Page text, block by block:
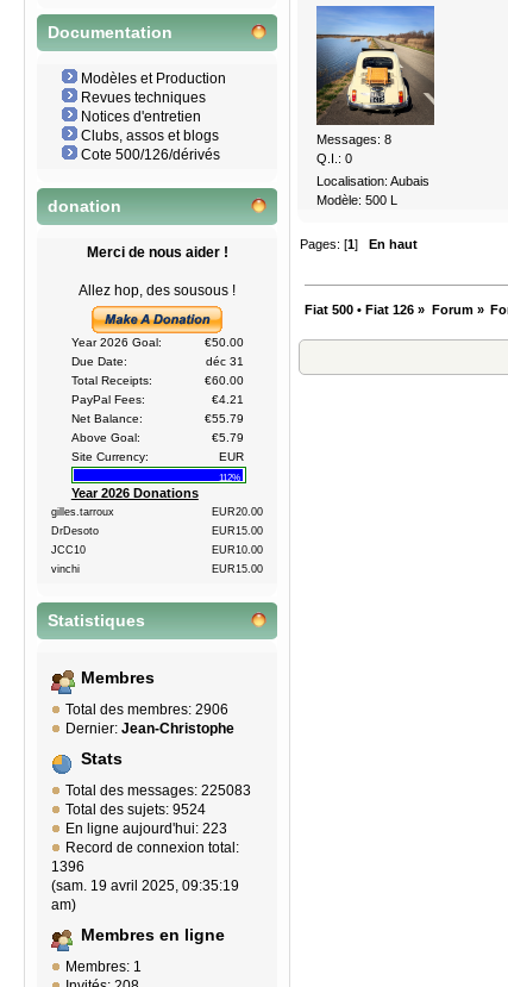
Documentation
Modèles et Production
Revues techniques
Notices d'entretien
Clubs, assos et blogs
Cote 500/126/dérivés
donation
Merci de nous aider !
Allez hop, des sousous !
Year 2026 Goal:
€50.00
Due Date:
déc 31
Total Receipts:
€60.00
PayPal Fees:
€4.21
Net Balance:
€55.79
Above Goal:
€5.79
Site Currency:
EUR
112%
Year 2026 Donations
gilles.tarroux
EUR20.00
DrDesoto
EUR15.00
JCC10
EUR10.00
vinchi
EUR15.00
Statistiques
Membres
Total des membres: 2906
Dernier: Jean-Christophe
Stats
Total des messages: 225083
Total des sujets: 9524
En ligne aujourd'hui: 223
Record de connexion total:
1396
(sam. 19 avril 2025, 09:35:19
am)
Membres en ligne
Membres: 1
Messages: 8
Q.I.: 0
Localisation: Aubais
Modèle: 500 L
Pages: [1]En haut
Fiat 500 • Fiat 126 » Forum»